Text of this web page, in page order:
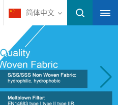
简体中文